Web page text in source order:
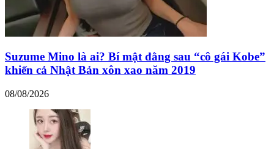
Suzume Mino là ai? Bí mật đằng sau “cô gái Kobe”
khiến cả Nhật Bản xôn xao năm 2019
08/08/2026